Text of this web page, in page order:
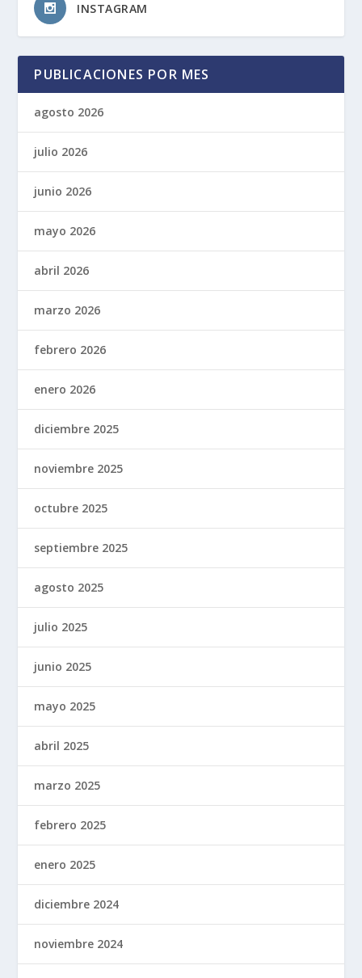
INSTAGRAM
PUBLICACIONES POR MES
agosto 2026
julio 2026
junio 2026
mayo 2026
abril 2026
marzo 2026
febrero 2026
enero 2026
diciembre 2025
noviembre 2025
octubre 2025
septiembre 2025
agosto 2025
julio 2025
junio 2025
mayo 2025
abril 2025
marzo 2025
febrero 2025
enero 2025
diciembre 2024
noviembre 2024